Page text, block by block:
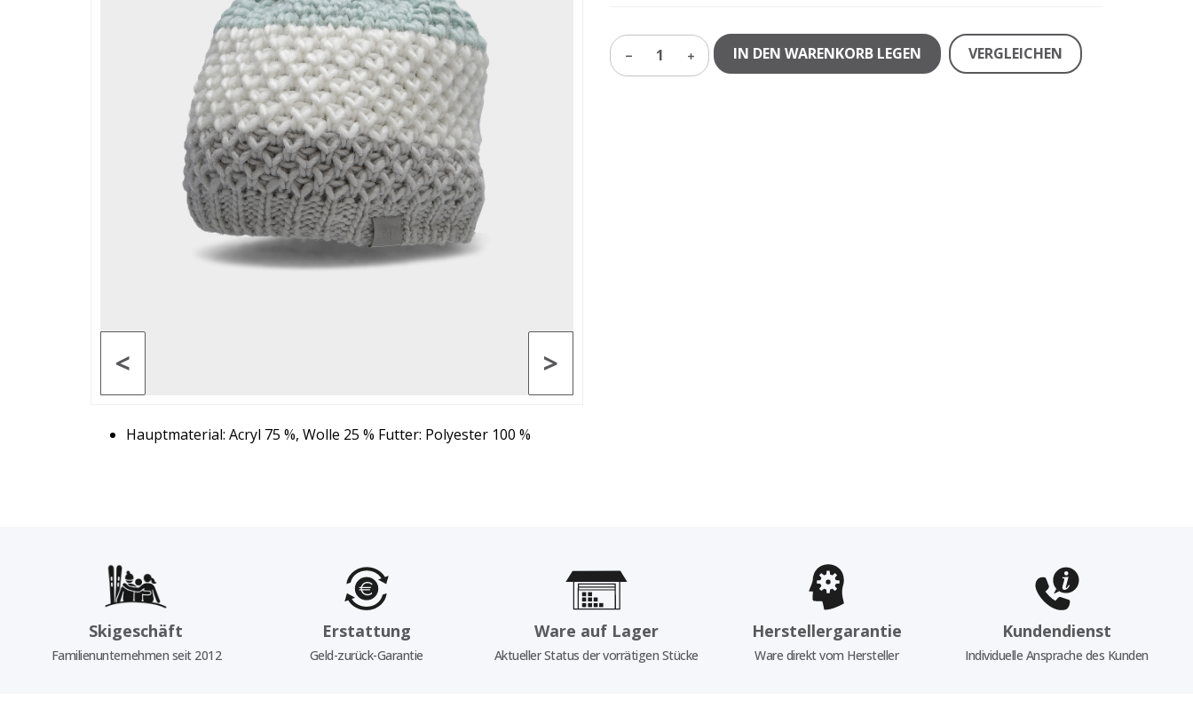
>
<
1 IN DEN WARENKORB LEGEN VERGLEICHEN
Hauptmaterial: Acryl 75 %, Wolle 25 % Futter: Polyester 100 %
Skigeschäft
Familienunternehmen seit 2012
Erstattung
Geld-zurück-Garantie
Ware auf Lager
Aktueller Status der vorrätigen Stücke
Herstellergarantie
Ware direkt vom Hersteller
Kundendienst
Individuelle Ansprache des Kunden